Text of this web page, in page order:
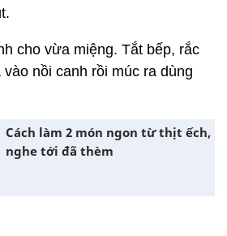
cho vừa miệng. Tắt bếp, rắc
nồi canh rồi múc ra dùng
Cách làm 2 món ngon từ thịt ếch,
nghe tới đã thèm